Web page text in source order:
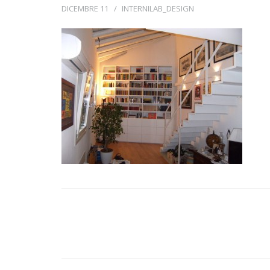
DICEMBRE 11 INTERNILAB_DESIGN